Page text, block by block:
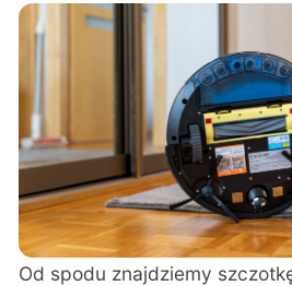
Od spodu znajdziemy